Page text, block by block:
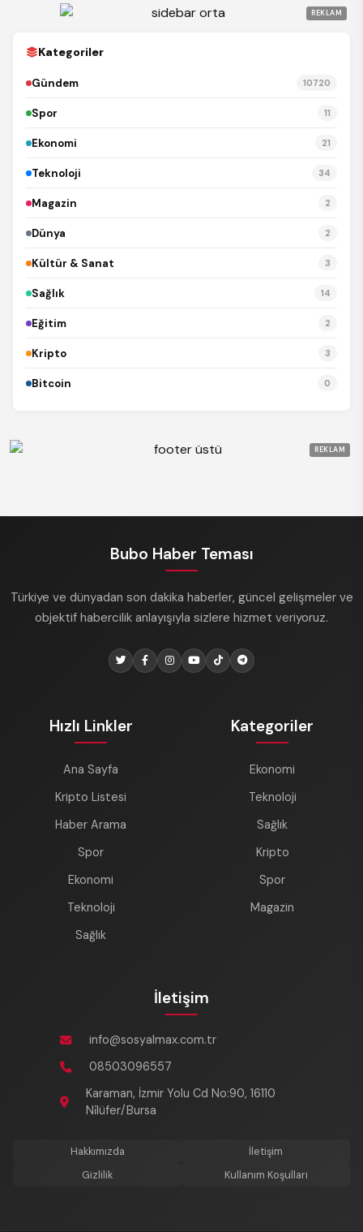
REKLAM
Kategoriler
Gündem 10720
Spor 11
Ekonomi 21
Teknoloji 34
Magazin 2
Dünya 2
Kültür & Sanat 3
Sağlık 14
Eğitim 2
Kripto 3
Bitcoin 0
REKLAM
Bubo Haber Teması
Türkiye ve dünyadan son dakika haberler, güncel gelişmeler ve
objektif habercilik anlayışıyla sizlere hizmet veriyoruz.
Hızlı Linkler
Ana Sayfa
Kripto Listesi
Haber Arama
Spor
Ekonomi
Teknoloji
Sağlık
Kategoriler
Ekonomi
Teknoloji
Sağlık
Kripto
Spor
Magazin
İletişim
info@sosyalmax.com.tr
08503096557
Karaman, İzmir Yolu Cd No:90, 16110
Ni̇lüfer/Bursa
Hakkımızda
İletişim
Gizlilik
Kullanım Koşulları